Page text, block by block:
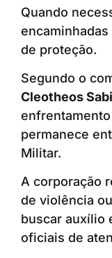
Quando
de proteção.
Segundo o
Cleotheos
permanece
Militar.
A corporação
de violência
buscar auxílio
oficiais de